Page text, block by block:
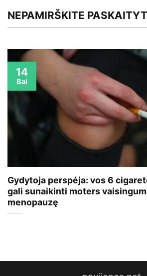
NEPAMIRŠKITE
Gydytoja perspėja: vos 6
gali sunaikinti moters
menopauzę
14
Bal